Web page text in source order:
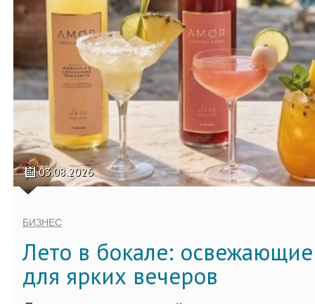
03.08.2026
БИЗНЕС
Лето в бокале:
для ярких вечеров